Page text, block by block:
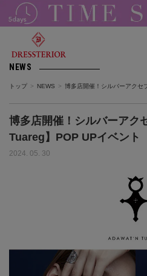
NEWS
トップ NEWS 博多店開催！シルバーアク
博多店開催！シルバーアク
Tuareg】POP UPイベント
2024. 05. 30